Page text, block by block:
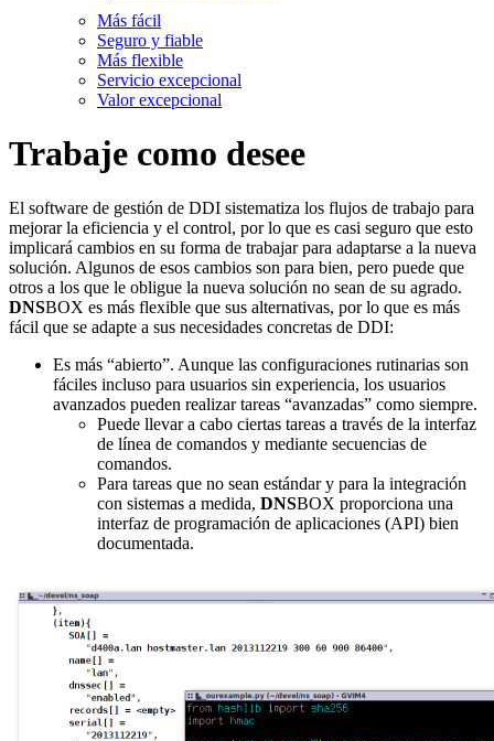
Más fácil
Seguro y fiable
Más flexible
Servicio excepcional
Valor excepcional
Trabaje como desee
El software de gestión de DDI sistematiza los flujos de trabajo para
mejorar la eficiencia y el control, por lo que es casi seguro que esto
implicará cambios en su forma de trabajar para adaptarse a la nueva
solución. Algunos de esos cambios son para bien, pero puede que
otros a los que le obligue la nueva solución no sean de su agrado.
DNSBOX es más flexible que sus alternativas, por lo que es más
fácil que se adapte a sus necesidades concretas de DDI:
Es más “abierto”. Aunque las configuraciones rutinarias son
fáciles incluso para usuarios sin experiencia, los usuarios
avanzados pueden realizar tareas “avanzadas” como siempre.
Puede llevar a cabo ciertas tareas a través de la interfaz
de línea de comandos y mediante secuencias de
comandos.
Para tareas que no sean estándar y para la integración
con sistemas a medida, DNSBOX proporciona una
interfaz de programación de aplicaciones (API) bien
documentada.